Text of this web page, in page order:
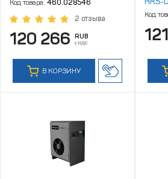
Код товара: 460.028546
2 отзыва
120 266 RUB
с НДС
В КОРЗИНУ
4‑16
Код